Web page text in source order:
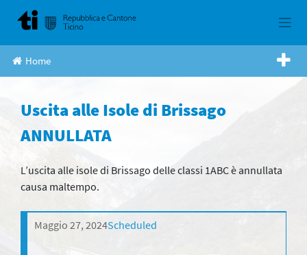
Home
Uscita alle Isole di Brissago
ANNULLATA
L’uscita alle isole di Brissago delle classi 1ABC è annullata
causa maltempo.
Maggio 27, 2024Scheduled